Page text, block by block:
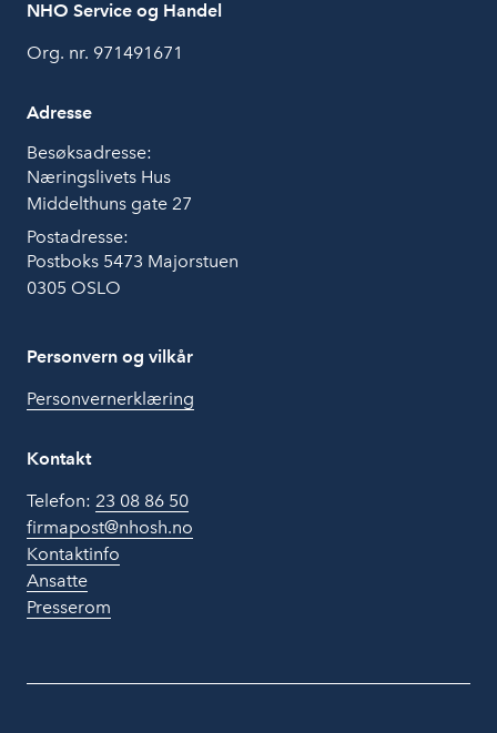
NHO Service og Handel
Org. nr. 971491671
Adresse
Besøksadresse:
Næringslivets Hus
Middelthuns gate 27
Postadresse:
Postboks 5473 Majorstuen
0305 OSLO
Personvern og vilkår
Personvernerklæring
Kontakt
Telefon: 23 08 86 50
firmapost@nhosh.no
Kontaktinfo
Ansatte
Presserom